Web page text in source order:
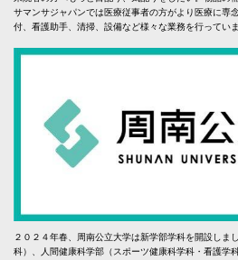
サマンサジャパンでは医療従事者の方がより医療に専
付、看護助手、清掃、設備など様々な業務を行っていま
２０２４年春、周南公立大学は新学部学科を開設しま
科）、人間健康科学部（スポーツ健康科学科・看護学